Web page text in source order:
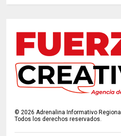
©2026 Adrenalina Informativo Regional
Todos los derechos reservados.